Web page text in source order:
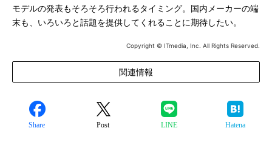
モデルの発表もそろそろ行われるタイミング。国内メーカーの端
末も、いろいろと話題を提供してくれることに期待したい。
Copyright © ITmedia, Inc. All Rights Reserved.
関連情報
Share Post LINE Hatena